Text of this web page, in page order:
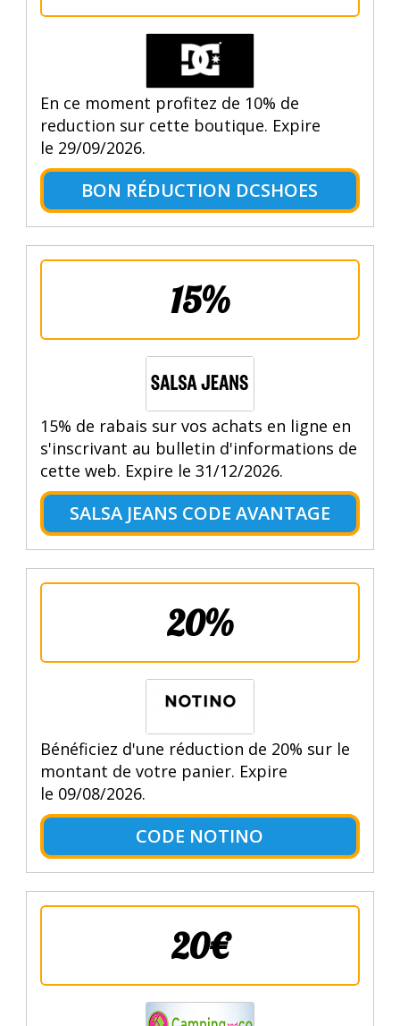
En ce moment profitez de 10% de
reduction sur cette boutique. Expire
le 29/09/2026.
BON RÉDUCTION DCSHOES
15%
15% de rabais sur vos achats en ligne en
s'inscrivant au bulletin d'informations de
cette web. Expire le 31/12/2026.
SALSA JEANS CODE AVANTAGE
20%
Bénéficiez d'une réduction de 20% sur le
montant de votre panier. Expire
le 09/08/2026.
CODE NOTINO
20€